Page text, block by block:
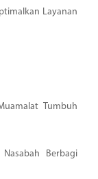
Layanan
Tumbuh
Berbagi